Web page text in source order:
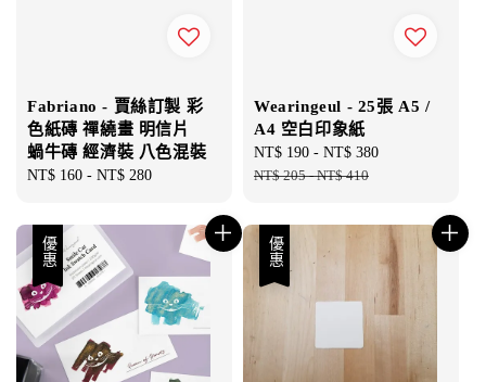
Fabriano - 賈絲訂製 彩
色紙磚 禪繞畫 明信片
蝸牛磚 經濟裝 八色混裝
Regular
NT$ 160 - NT$ 280
Wearingeul - 25張 A5 /
A4 空白印象紙
Sale
price
NT$ 190 - NT$ 380
NT$ 205-NT$ 410
優惠 優惠